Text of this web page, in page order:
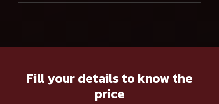
Fill your details to know the
price